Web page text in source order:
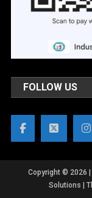
FOLLOW US
Copyright © 2026 |
Solutions